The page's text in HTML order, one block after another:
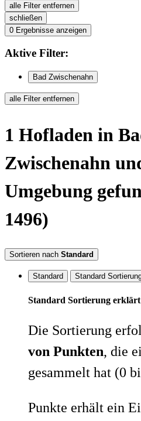
alle Filter entfernen
schließen
0 Ergebnisse anzeigen
Aktive Filter:
Bad Zwischenahn
alle Filter entfernen
1 Hofladen in
Zwischenahn
Umgebung
1496)
Sortieren nach Standard
Standard Standard
Standard Sortierung erklärt
Die Sortierung
von Punkten, die
gesammelt hat (0
Punkte erhält ein